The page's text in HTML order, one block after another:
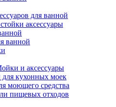
для ванной
аксессуары
ванной
и аксессуары
для кухонных моек
моющего средства
пищевых отходов